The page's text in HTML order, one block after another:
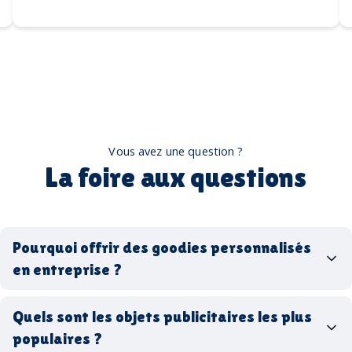
Vous avez une question ?
La foire aux questions
Pourquoi offrir des goodies personnalisés
en entreprise ?
goodies personnalisés
Quels sont les objets publicitaires les plus
populaires ?